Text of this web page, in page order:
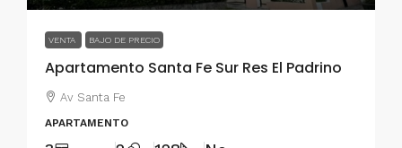
VENTA BAJO DE PRECIO
Apartamento Santa Fe Sur Res El Padrino
Av Santa Fe
APARTAMENTO